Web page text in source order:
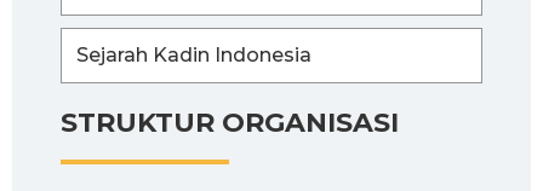
STRUKTUR ORGANISASI
Sejarah Kadin Indonesia